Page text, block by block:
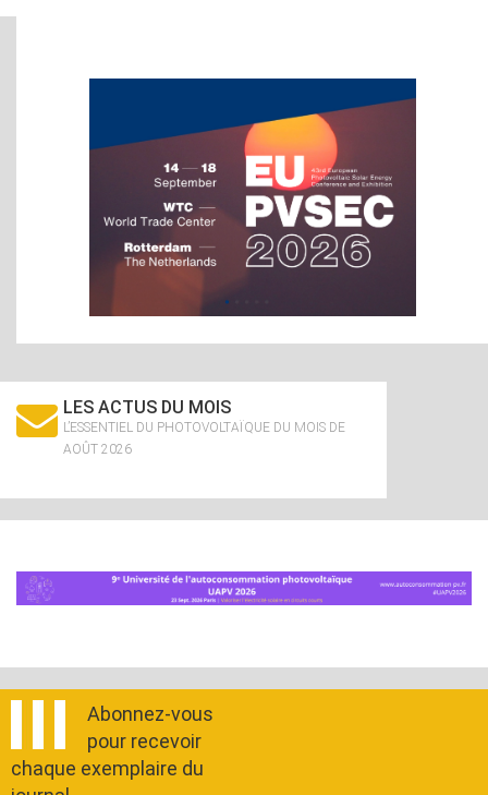
LES ACTUS DU MOIS
L’ESSENTIEL DU PHOTOVOLTAÏQUE DU MOIS DE
AOÛT 2026
Abonnez-vous
pour recevoir
chaque exemplaire du